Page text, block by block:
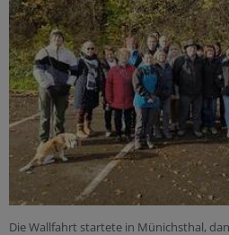
Die Wallfahrt startete in Münichsthal,